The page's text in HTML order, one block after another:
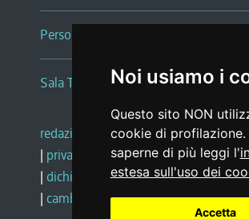
Noi usiamo i
Questo sito NON
cookie di profilazione.
saperne di più leggi l'
estesa sull'uso dei
Accetta
Persone e Uffici
Sala Tiziano Tessitori
redazione web |note legali |
| privacy
social media policy
| dichiarazione di accessibilità |
| cambio preferenze cookie